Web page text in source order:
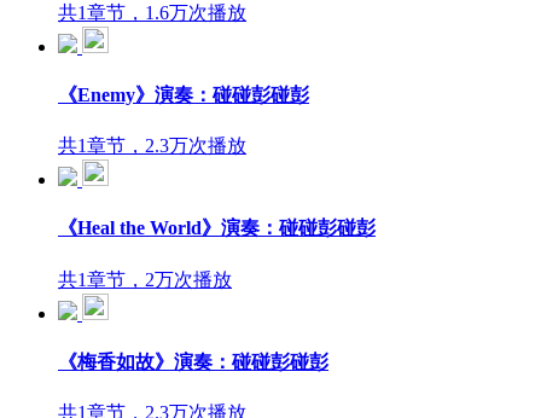
共1章节，1.6万次播放
《Enemy》演奏：碰碰彭碰彭
共1章节，2.3万次播放
《Heal the World》演奏：碰碰彭碰彭
共1章节，2万次播放
《梅香如故》演奏：碰碰彭碰彭
共1章节，2.3万次播放